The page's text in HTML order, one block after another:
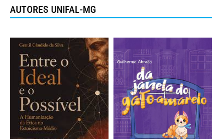
AUTORES UNIFAL-MG